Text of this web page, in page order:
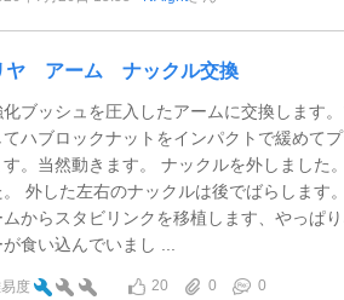
ヤ アーム ナックル交換
化ブッシュを圧入したアームに交換します
てハブロックナットをインパクトで緩めて
す。当然動きます。 ナックルを外しました
。 外した左右のナックルは後でばらします
ムからスタビリンクを移植します、やっぱ
が食い込んでいまし ...
度 20 0
0